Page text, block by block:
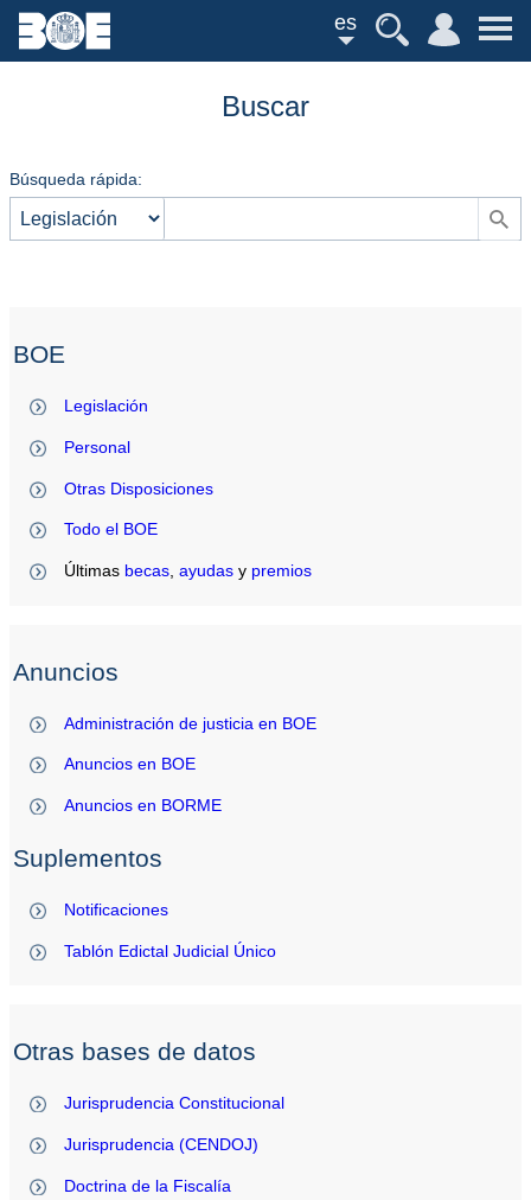
es
Buscar
Búsqueda rápida:
BOE
Legislación
Personal
Otras Disposiciones
Todo el BOE
Últimas becas ,ayudas y premios
Anuncios
Administración de justicia en BOE
Anuncios en BOE
Anuncios en BORME
Suplementos
Notificaciones
Tablón Edictal Judicial Único
Otras bases de datos
Jurisprudencia Constitucional
Jurisprudencia (CENDOJ)
Doctrina de la Fiscalía